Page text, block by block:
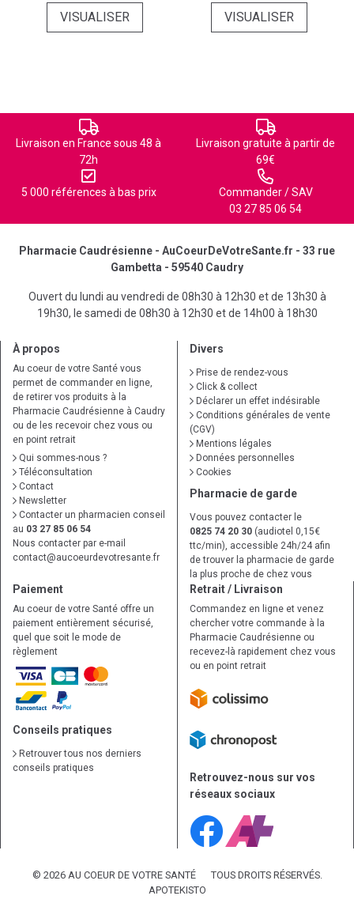
VISUALISER VISUALISER
Livraison en France sous 48 à
72h
Livraison gratuite à partir de
69€
5 000 références à bas prix
Commander / SAV
03 27 85 06 54
Pharmacie Caudrésienne - AuCoeurDeVotreSante.fr - 33 rue
Gambetta - 59540 Caudry
Ouvert du lundi au vendredi de 08h30 à 12h30 et de 13h30 à
19h30, le samedi de 08h30 à 12h30 et de 14h00 à 18h30
À propos
Au coeur de votre Santé vous
permet de commander en ligne,
de retirer vos produits à la
Pharmacie Caudrésienne à Caudry
ou de les recevoir chez vous ou
en point retrait
Qui sommes-nous ?
Téléconsultation
Contact
Newsletter
Contacter un pharmacien conseil
au 03 27 85 06 54
Nous contacter par e-mail
contact@aucoeurdevotresante.fr
Divers
Prise de rendez-vous
Click & collect
Déclarer un effet indésirable
Conditions générales de vente
(CGV)
Mentions légales
Données personnelles
Cookies
Pharmacie de garde
Vous pouvez contacter le
0825 74 20 30 (audiotel 0,15€
ttc/min), accessible 24h/24 afin
de trouver la pharmacie de garde
la plus proche de chez vous
Paiement
Au coeur de votre Santé offre un
paiement entièrement sécurisé,
quel que soit le mode de
règlement
Conseils pratiques
Retrouver tous nos derniers
conseils pratiques
Retrait / Livraison
Commandez en ligne et venez
chercher votre commande à la
Pharmacie Caudrésienne ou
recevez-là rapidement chez vous
ou en point retrait
Retrouvez-nous sur vos
réseaux sociaux
© 2026 AU COEUR DE VOTRE SANTÉ
TOUS DROITS RÉSERVÉS.
APOTEKISTO